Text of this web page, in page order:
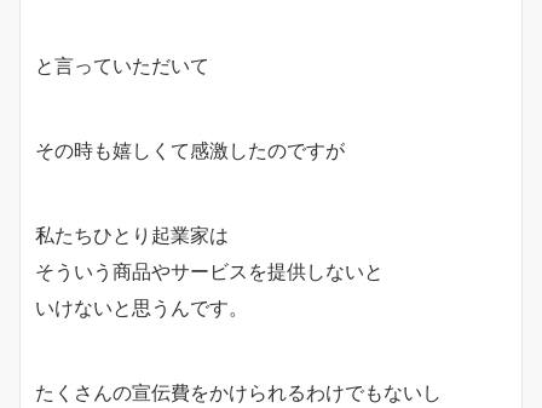
と言っていただいて
その時も嬉しくて感激したのですが
私たちひとり起業家は
そういう商品やサービスを提供しないと
いけないと思うんです。
たくさんの宣伝費をかけられるわけでもないし